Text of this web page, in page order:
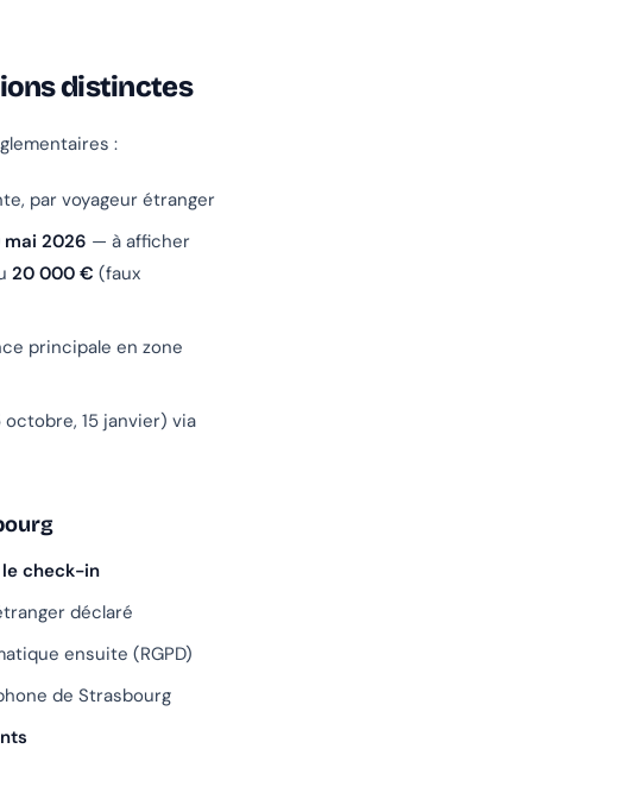
distinctes
:
par voyageur étranger
mai 2026 — à afficher
20 000 € (faux
principale en zone
15 janvier) via
check-in
déclaré
ensuite (RGPD)
de Strasbourg